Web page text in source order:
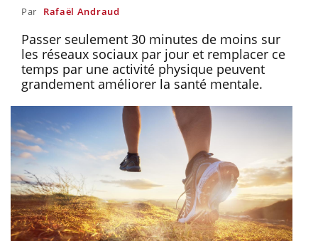
Par Rafaël Andraud
Passer seulement 30 minutes de moins sur
les réseaux sociaux par jour et remplacer ce
temps par une activité physique peuvent
grandement améliorer la santé mentale.